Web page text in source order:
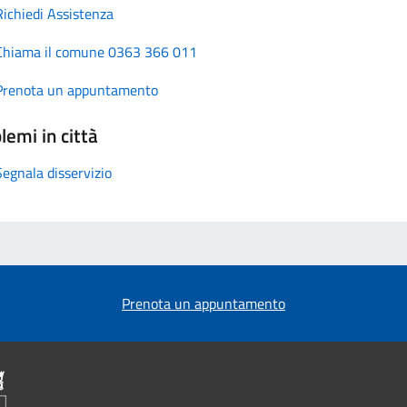
Assistenza
il comune 0363 366 011
un appuntamento
in città
disservizio
Prenota un appuntamento